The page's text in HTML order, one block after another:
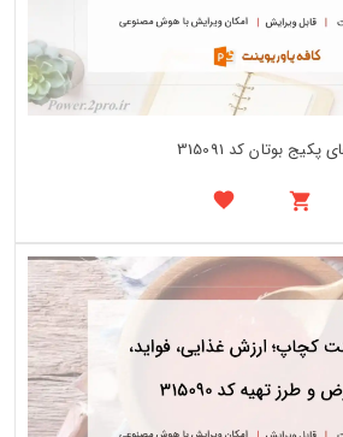
بوتان کد 315091